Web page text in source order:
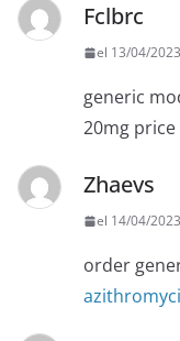
Fclbrc
el 13/04/
generic
20mg price
Zhaevs
el 14/04/
order